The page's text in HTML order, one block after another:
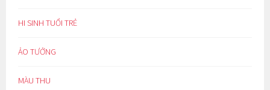
HI SINH TUỔI TRẺ
ẢO TƯỞNG
MÀU THU